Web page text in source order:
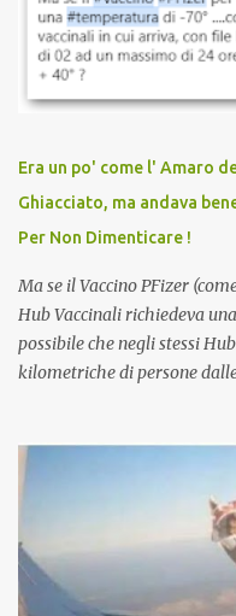
sconti, incentivi per
discriminazioni per coloro
vaccinato, nessuno aveva
persona cattiva. Non
vaccino usato per
scuola. Non avevamo mai
dodicenne di ignorare il
che abbiamo elencato sopra...
Era un po' come l' Amaro
Ghiacciato, ma andava
Per Non Dimenticare !
Ma se il Vaccino PFizer
Hub Vaccinali richiedeva
possibile che negli stessi
kilometriche di persone
Vaccino come: l' Amaro del
andava bene anche, a
l'articolo per NON